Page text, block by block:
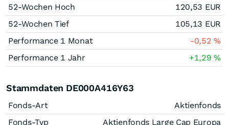
52-Wochen Hoch
120,53 EUR
52-Wochen Tief
105,13 EUR
Performance 1 Monat
-0,52%
Performance 1 Jahr
+1,29%
Stammdaten DE000A416Y63
Fonds-Art
Aktienfonds
Fonds-Typ
Aktienfonds Large Cap Europa